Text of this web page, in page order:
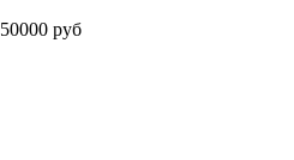
50000 руб